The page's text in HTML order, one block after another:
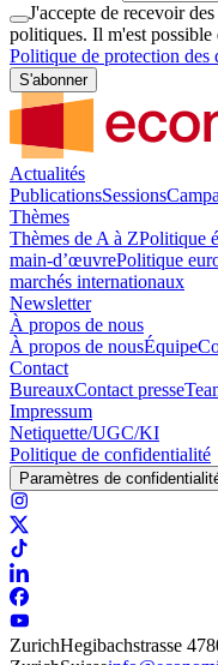
J'accepte de recevoir
politiques. Il m'est possible
Politique de protection des
S'abonner
Actualités
PublicationsSessions
Thèmes
Thèmes de A à ZPolitique
main-d’œuvrePolitique
marchés internationaux
Newsletter
À propos de nous
À propos de nousÉquipe
Contact
BureauxContact presse
Impressum
Netiquette/UGC/KI
Politique de confidentialité
Paramètres de
ZurichHegibachstrasse 47